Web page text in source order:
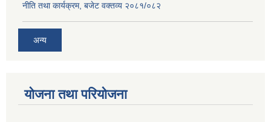
नीति तथा कार्यक्रम, बजेट वक्तव्य २०८१/०८२
अन्य
योजना तथा परियोजना